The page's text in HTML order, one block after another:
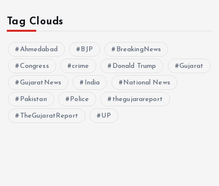
Tag Clouds
Ahmedabad BJP BreakingNews
Congress crime Donald Trump Gujarat
GujaratNews India National News
Pakistan Police thegujarareport
TheGujaratReport UP